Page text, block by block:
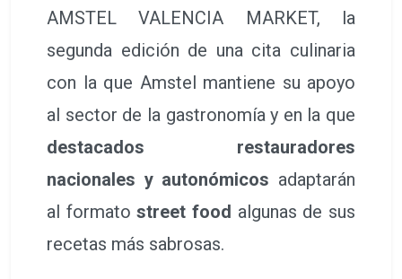
AMSTEL VALENCIA MARKET, la
segunda edición de una cita culinaria
con la que Amstel mantiene su apoyo
al sector de la gastronomía y en la que
destacados restauradores
nacionales y autonómicos adaptarán
al formatostreet food algunas de sus
recetas más sabrosas.